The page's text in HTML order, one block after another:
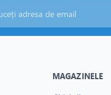
și alte aparate.
superioară.
MAGAZINELE